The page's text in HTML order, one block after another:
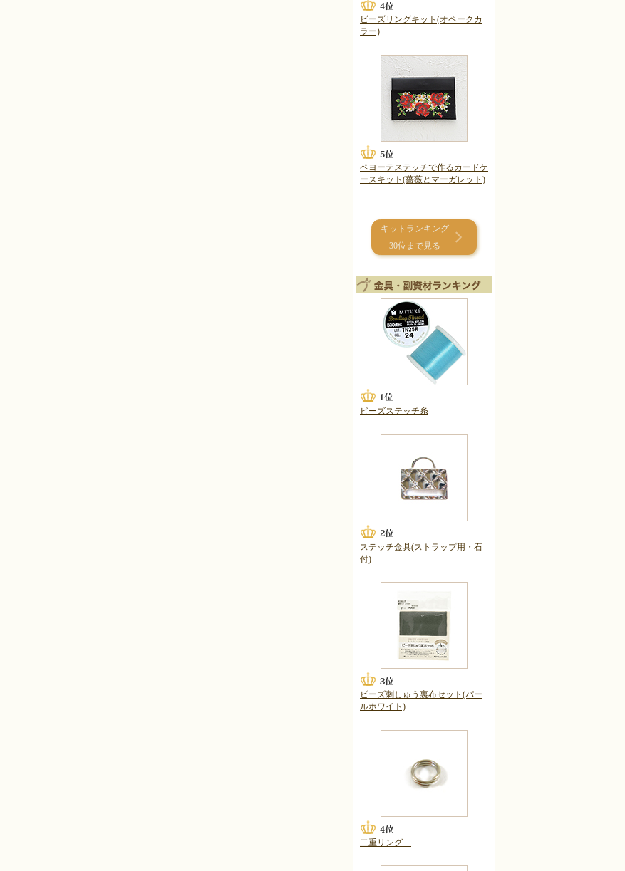
ビーズリングキット(オペークカ
ラー)
ペヨーテステッチで作るカードケ
ースキット(薔薇とマーガレット)
キットランキング
30位まで見る
ビーズステッチ糸
ステッチ金具(ストラップ用・石
付)
ビーズ刺しゅう裏布セット(パー
ルホワイト)
二重リング